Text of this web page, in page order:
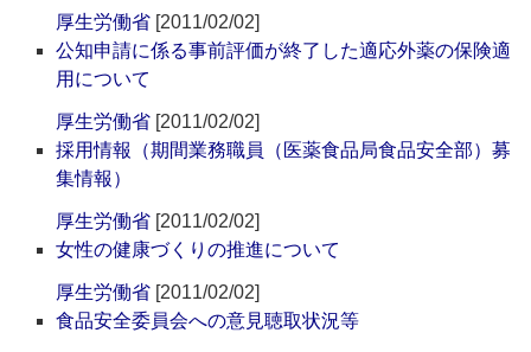
厚生労働省 [2011/02/02]
公知申請に係る事前評価が終了した適応外薬の保険適
用について
厚生労働省 [2011/02/02]
採用情報（期間業務職員（医薬食品局食品安全部）募
集情報）
厚生労働省 [2011/02/02]
女性の健康づくりの推進について
厚生労働省 [2011/02/02]
食品安全委員会への意見聴取状況等